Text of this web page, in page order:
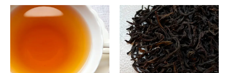
南インド・ニルギリの冬の銘茶
“ニルギリ プレミアム / カイルベ
荷しました！
“ネパール / ジュン チヤバリ茶園 / ヒ